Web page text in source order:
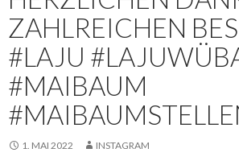
ZAHLREICHEN
#LAJU
#MAIBAUM
1. MAI 2022 INSTAGRAM